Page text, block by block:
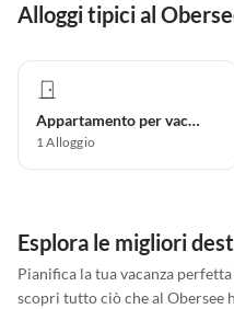
Alloggi tipici al
Appartamento per vacanze
1Alloggio
Esplora le migliori
Pianifica la tua vacanza
scopri tutto ciò che al Obersee